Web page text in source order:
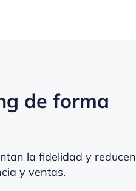
de forma
la fidelidad y reducen
y ventas.